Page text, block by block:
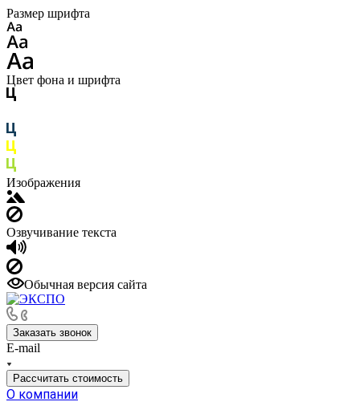
Размер шрифта
Цвет фона и шрифта
Изображения
Озвучивание текста
Обычная версия сайта
Заказать звонок
E-mail
Рассчитать стоимость
О компании